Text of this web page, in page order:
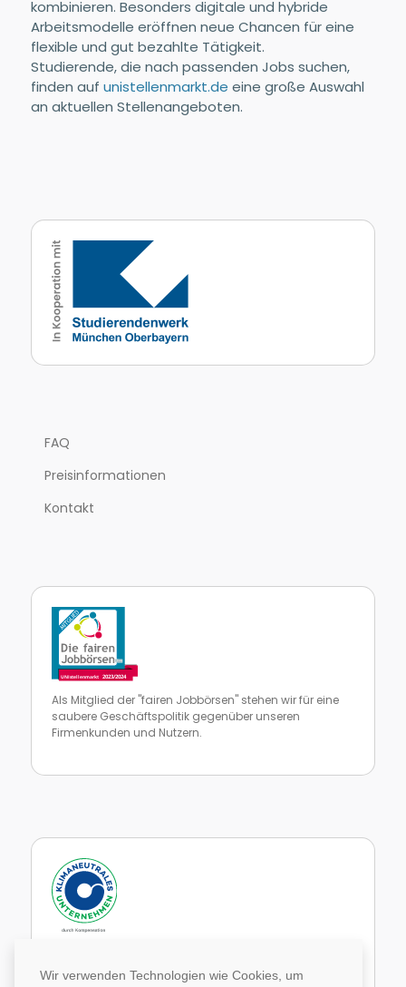
Wir verwenden Technologien wie Cookies, um
kombinieren. Besonders digitale und hybride
Arbeitsmodelle eröffnen neue Chancen für eine
flexible und gut bezahlte Tätigkeit.
Studierende, die nach passenden Jobs suchen,
finden auf unistellenmarkt.de eine große Auswahl
an aktuellen Stellenangeboten.
FAQ
Preisinformationen
Kontakt
Als Mitglied der "fairen Jobbörsen" stehen wir für eine
saubere Geschäftspolitik gegenüber unseren
Firmenkunden und Nutzern.
Emissionen durch weltweite Projekte aus.